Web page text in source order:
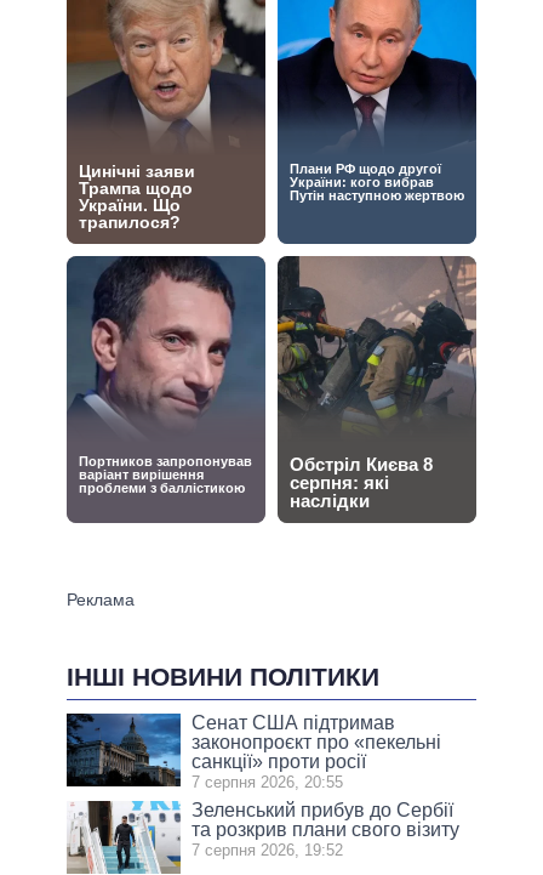
ІНШІ НОВИНИ ПОЛІТИКИ
Сенат США підтримав
законопроєкт про «пекельні
санкції» проти росії
7 серпня 2026, 20:55
Зеленський прибув до Сербії
та розкрив плани свого візиту
7 серпня 2026, 19:52